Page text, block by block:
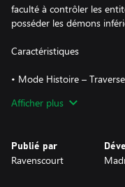
faculté à contrôler les
posséder les démons
Caractéristiques
• Mode Histoire –
Afficher plus
Publié par
Ravenscourt